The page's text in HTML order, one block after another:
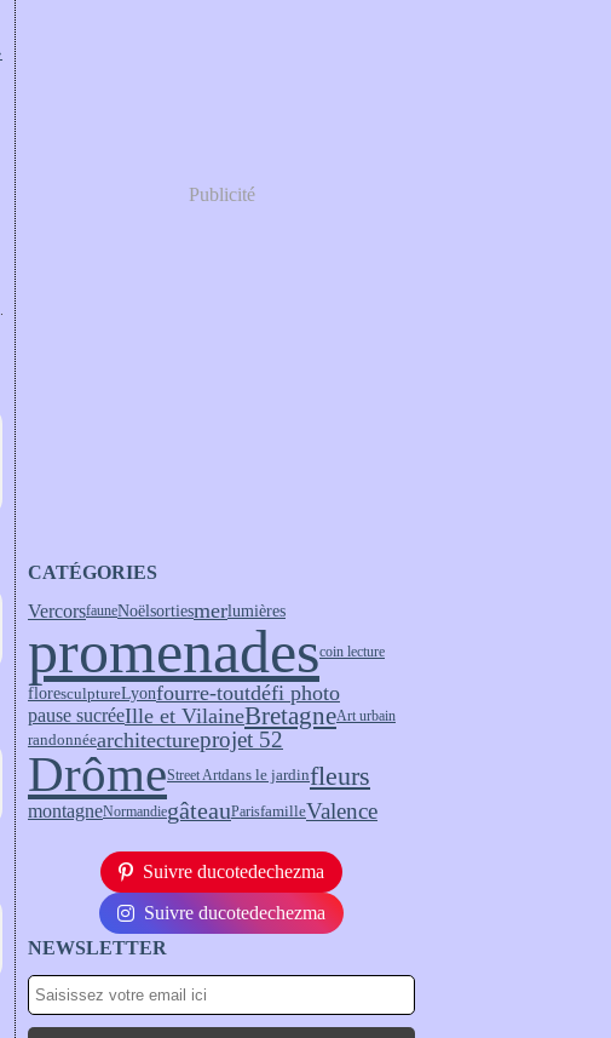
Publicité
CATÉGORIES
VercorsfauneNoëlsortiesmerlumières
promenadescoin lecture
floresculptureLyonfourre-toutdéfi photo
pause sucréeIlle et VilaineBretagneArt urbain
randonnéearchitectureprojet 52
DrômeStreet Artdans le jardinfleurs
montagneNormandiegâteauParisfamilleValence
Suivre ducotedechezma
Suivre ducotedechezma
NEWSLETTER